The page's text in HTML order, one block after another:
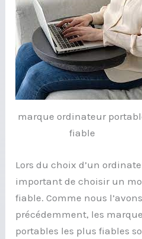
marque ordinateur
fiable
Lors du choix d’un
important de choisir un
fiable. Comme nous
précédemment, les
portables les plus fiables